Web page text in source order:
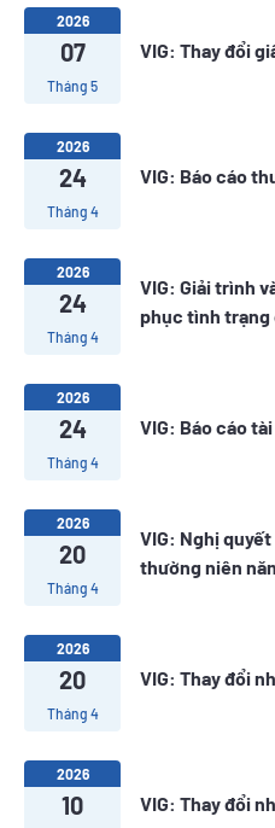
2026
07
Tháng 5
VIG: Thay đổi
2026
24
Tháng 4
VIG: Báo cáo
2026
24
Tháng 4
VIG: Giải trình
phục tình trạng
2026
24
Tháng 4
VIG: Báo cáo
2026
20
Tháng 4
VIG: Nghị
thường niên
2026
20
Tháng 4
VIG: Thay đổi
2026
10 VIG: Thay đổi